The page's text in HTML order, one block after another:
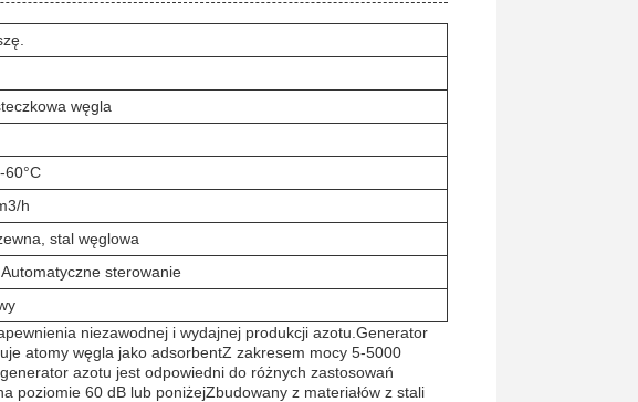
węgla
60°C
h
stal węglowa
sterowanie
niezawodnej i wydajnej produkcji azotu.Generator
atomy węgla jako adsorbentZ zakresem mocy 5-5000
azotu jest odpowiedni do różnych zastosowań
poziomie 60 dB lub poniżejZbudowany z materiałów z stali